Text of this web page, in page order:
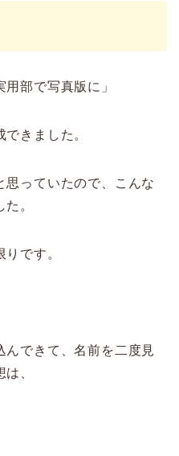
用部で写真版に」
きました。
思っていたので、こんな
。
です。
んできて、名前を二度見
、